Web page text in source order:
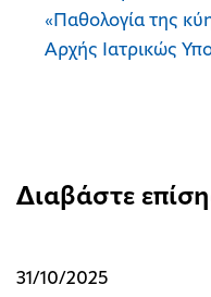
«Παθολογία της
Αρχής Ιατρικώς
Διαβάστε
31/10/2025